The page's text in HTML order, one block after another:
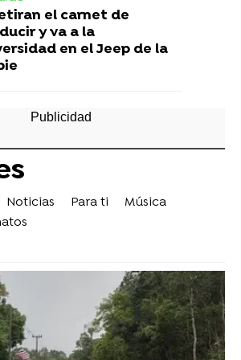
el carnet de
y va a la
en el Jeep de la
Noticias Para ti
Música